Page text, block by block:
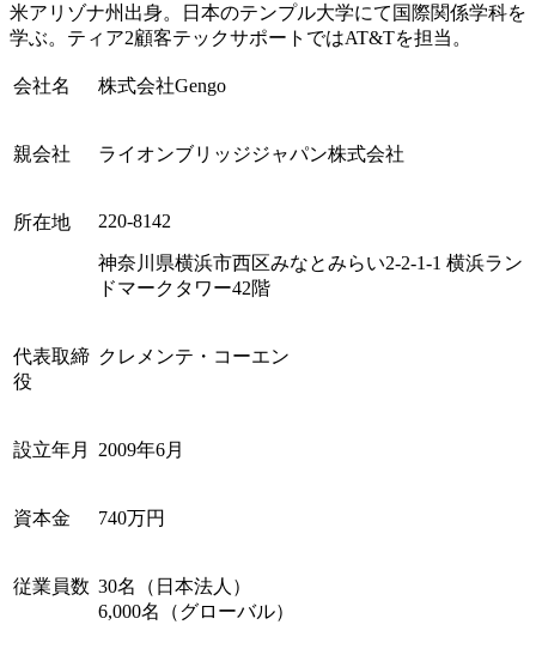
米アリゾナ州出身。日本のテンプル大学にて国際関係学科を
学ぶ。ティア2顧客テックサポートではAT&Tを担当。
会社名 株式会社Gengo
親会社 ライオンブリッジジャパン株式会社
所在地 220-8142
神奈川県横浜市西区みなとみらい2-2-1-1 横浜ラン
ドマークタワー42階
代表取締
役
クレメンテ・コーエン
設立年月 2009年6月
資本金 740万円
従業員数 30名（日本法人）
6,000名（グローバル）